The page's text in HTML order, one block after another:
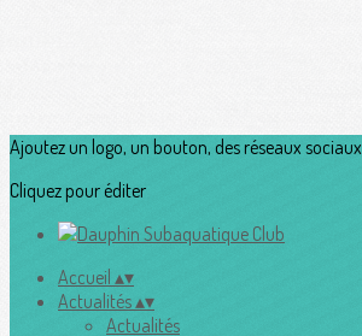
Ajoutez un logo, un bouton, des réseaux sociaux
Cliquez pour éditer
Accueil ▴▾
Actualités▴▾
Actualités